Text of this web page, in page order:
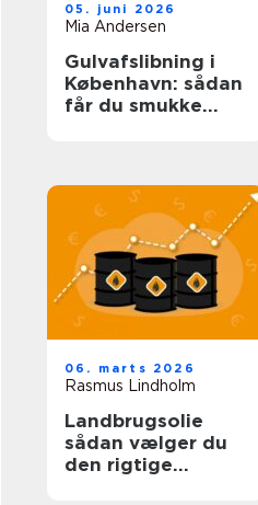
05. juni 2026
Mia Andersen
Gulvafslibning i
København: sådan
får du smukke
06. marts 2026
Rasmus Lindholm
Landbrugsolie
sådan vælger du
den rigtige